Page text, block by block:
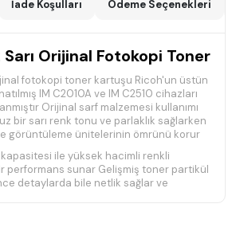
İade Koşulları Ödeme Seçenekleri
Orijinal Fotokopi Toner
fotokopi toner kartuşu Ricoh'un üstün
IM C2010A ve IM C2510 cihazları
Orijinal sarf malzemesi kullanımı
bir sarı renk tonu ve parlaklık sağlarken
ve görüntüleme ünitelerinin ömrünü korur
kapasitesi ile yüksek hacimli renkli
performans sunar Gelişmiş toner partikül
detaylarda bile netlik sağlar ve
baskı standartları arayan